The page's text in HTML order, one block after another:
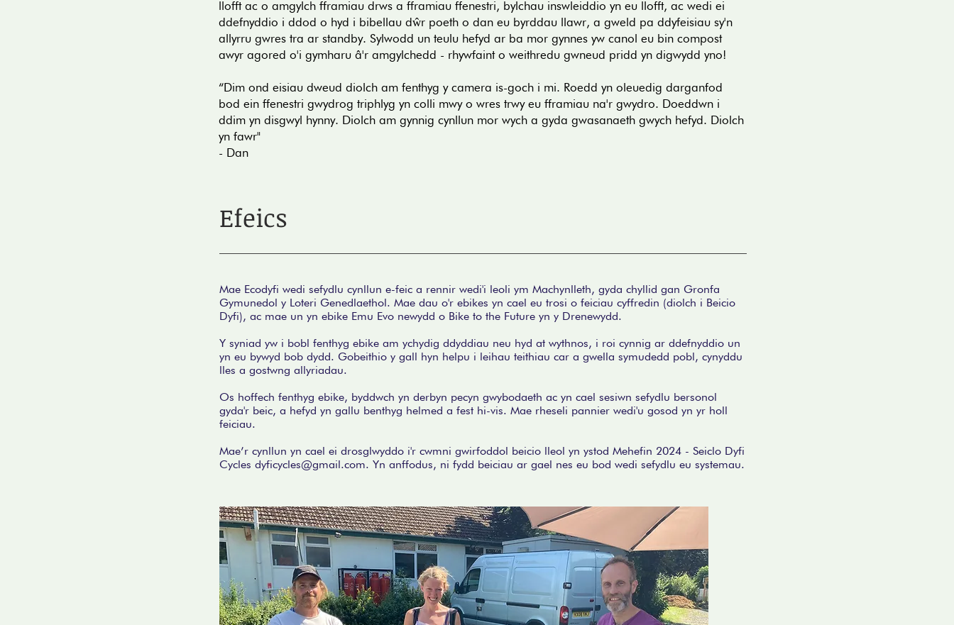
llofft ac o amgylch fframiau drws a fframiau ffenestri, bylchau inswleiddio yn eu llofft, ac wedi ei
ddefnyddio i ddod o hyd i bibellau dŵr poeth o dan eu byrddau llawr, a gweld pa ddyfeisiau sy'n
allyrru gwres tra ar standby. Sylwodd un teulu hefyd ar ba mor gynnes yw canol eu bin compost
awyr agored o'i gymharu â'r amgylchedd - rhywfaint o weithredu gwneud pridd yn digwydd yno!
“Dim ond eisiau dweud diolch am fenthyg y camera is-goch i mi. Roedd yn oleuedig darganfod
bod ein ffenestri gwydrog triphlyg yn colli mwy o wres trwy eu fframiau na'r gwydro. Doeddwn i
ddim yn disgwyl hynny. Diolch am gynnig cynllun mor wych a gyda gwasanaeth gwych hefyd. Diolch
yn fawr"
- Dan
Efeics
Mae Ecodyfi wedi sefydlu cynllun e-feic a rennir wedi'i leoli ym Machynlleth, gyda chyllid gan Gronfa
Gymunedol y Loteri Genedlaethol. Mae dau o'r ebikes yn cael eu trosi o feiciau cyffredin (diolch i Beicio
Dyfi), ac mae un yn ebike Emu Evo newydd o Bike to the Future yn y Drenewydd.
Y syniad yw i bobl fenthyg ebike am ychydig ddyddiau neu hyd at wythnos, i roi cynnig ar ddefnyddio un
yn eu bywyd bob dydd. Gobeithio y gall hyn helpu i leihau teithiau car a gwella symudedd pobl, cynyddu
lles a gostwng allyriadau.
Os hoffech fenthyg ebike, byddwch yn derbyn pecyn gwybodaeth ac yn cael sesiwn sefydlu bersonol
gyda'r beic, a hefyd yn gallu benthyg helmed a fest hi-vis. Mae rheseli pannier wedi'u gosod yn yr holl
feiciau.
Mae’r cynllun yn cael ei drosglwyddo i'r cwmni gwirfoddol beicio lleol yn ystod Mehefin 2024 - Seiclo Dyfi
Cycles dyficycles@gmail.com. Yn anffodus, ni fydd beiciau ar gael nes eu bod wedi sefydlu eu systemau.